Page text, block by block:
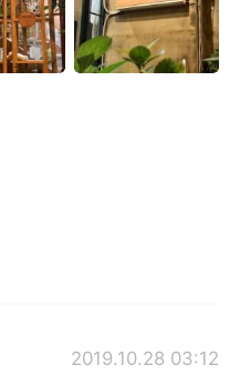
2019.10.28 03:12